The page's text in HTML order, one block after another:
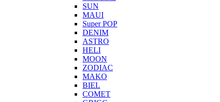
SUN
MAUI
Super POP
DENIM
ASTRO
HELI
MOON
ZODIAC
MAKO
BIEL
COMET